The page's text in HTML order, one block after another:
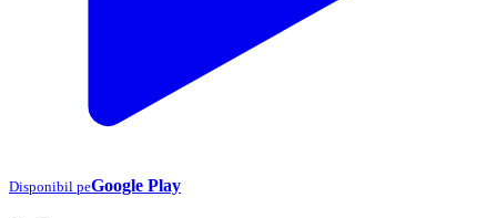
Disponibil peGoogle Play